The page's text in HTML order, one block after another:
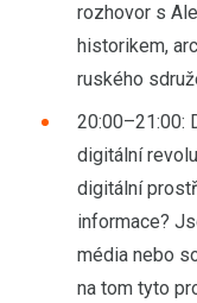
rozhovor s
historikem,
ruského
20:00–21:00:
digitální
digitální
informace?
média nebo
na tom tyto